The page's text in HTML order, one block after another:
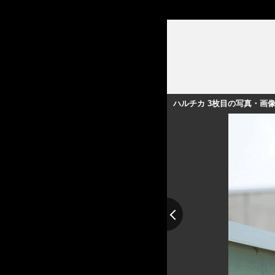
ハルチカ 3枚目の写真・画像